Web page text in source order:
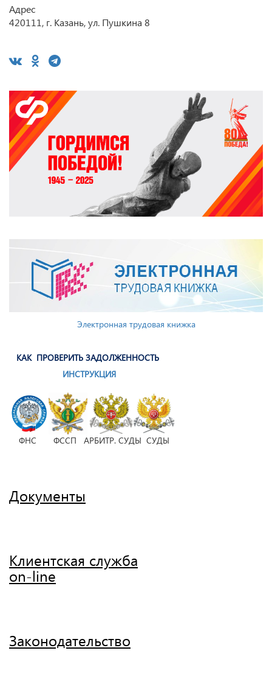
Адрес
420111, г. Казань, ул. Пушкина 8
Электронная трудовая книжка
КАК ПРОВЕРИТЬ ЗАДОЛЖЕННОСТЬ
ИНСТРУКЦИЯ
ФНС ФССП АРБИТР. СУДЫ СУДЫ
Документы
Клиентская служба
on-line
Законодательство